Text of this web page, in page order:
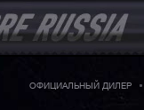
ОФИЦИАЛЬНЫЙ ДИЛЕР